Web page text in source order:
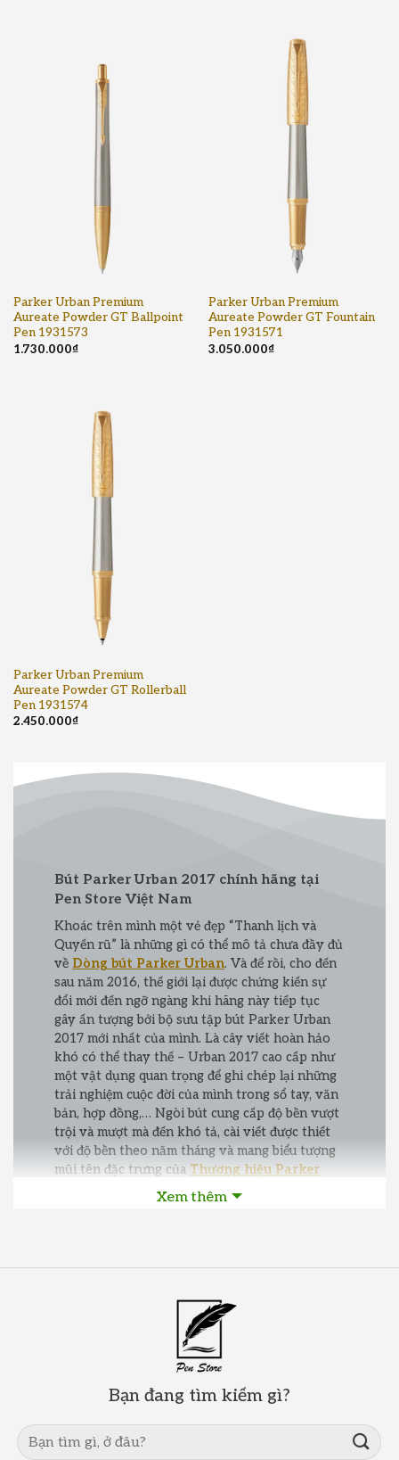
Parker Urban Premium
Aureate Powder GT Ballpoint
Pen 1931573
1.730.000₫
Parker Urban Premium
Aureate Powder GT Fountain
Pen 1931571
3.050.000₫
Parker Urban Premium
Aureate Powder GT Rollerball
Pen 1931574
2.450.000₫
Bút Parker Urban 2017 chính hãng tại
Pen Store Việt Nam
Khoác trên mình một vẻ đẹp “Thanh lịch và
Quyến rũ” là những gì có thể mô tả chưa đầy đủ
về Dòng bút Parker Urban. Và để rồi, cho đến
sau năm 2016, thế giới lại được chứng kiến sự
đổi mới đến ngỡ ngàng khi hãng này tiếp tục
gây ấn tượng bởi bộ sưu tập bút Parker Urban
2017 mới nhất của mình. Là cây viết hoàn hảo
khó có thể thay thế – Urban 2017 cao cấp như
một vật dụng quan trọng để ghi chép lại những
trải nghiệm cuộc đời của mình trong sổ tay, văn
bản, hợp đồng,… Ngòi bút cung cấp độ bền vượt
trội và mượt mà đến khó tả, cài viết được thiết
với độ bền theo năm tháng và mang biểu tượng
mũi tên đặc trưng của Thương hiệu Parker
thân quen…! Urban 2017 chính hãng vẫn hiện
Xem thêm
Bạn đang tìm kiếm gì?